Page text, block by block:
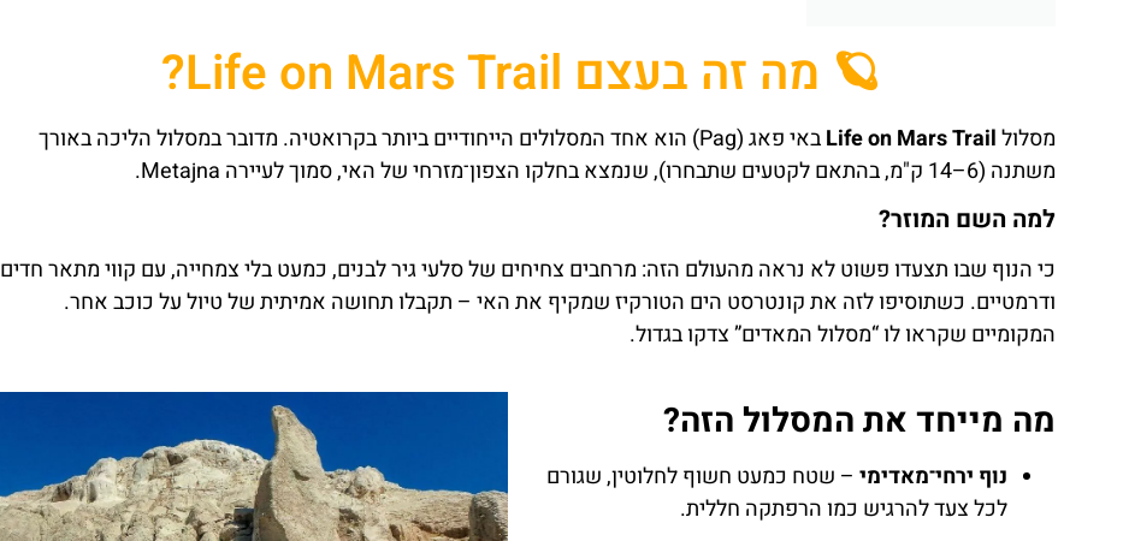
🪐 מה זה בעצם Life on Mars Trail?
מסלולLife on Mars Trail
באי פאג (Pag) הוא אחד המסלולים הייחודיים ביותר בקרואטיה. מדובר במסלול הליכה באורך
משתנה (6–14 ק"מ, בהתאם לקטעים שתבחרו), שנמצא בחלקו הצפון־מזרחי של האי, סמוך לעיירה
Metajna
.
למה השם המוזר?
כי הנוף שבו תצעדו פשוט לא נראה מהעולם הזה: מרחבים צחיחים של סלעי גיר לבנים, כמעט בלי צמחייה, עם קווי מתאר חדים
ודרמטיים. כשתוסיפו לזה את קונטרסט הים הטורקיז שמקיף את האי – תקבלו תחושה אמיתית של טיול על כוכב אחר.
המקומיים שקראו לו “מסלול המאדים” צדקו בגדול.
מה מייחד את המסלול הזה?
נוף ירחי־מאדימי– שטח כמעט חשוף לחלוטין, שגורם
לכל צעד להרגיש כמו הרפתקה חללית.